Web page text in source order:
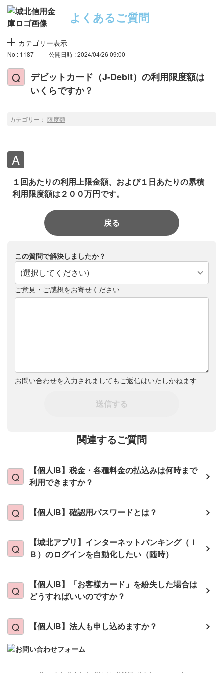
よくあるご質問
カテゴリー表示
No : 1187 公開日時 : 2024/04/26 09:00
デビットカード（J-Debit）の利用限度額は
いくらですか？
カテゴリー： 限度額
１回あたりの利用上限金額、および１日あたりの累積
利用限度額は２００万円です。
戻る
この質問で解決しましたか？
(選択してください)
ご意見・ご感想をお寄せください
お問い合わせを入力されましてもご返信はいたしかねます
送信する
関連するご質問
【個人IB】税金・各種料金の払込みは何時まで
利用できますか？
【個人IB】確認用パスワードとは？
【城北アプリ】インターネットバンキング（Ｉ
Ｂ）のログインを自動化したい（随時）
【個人IB】「お客様カード」を紛失した場合は
どうすればいいのですか？
【個人IB】法人も申し込めますか？